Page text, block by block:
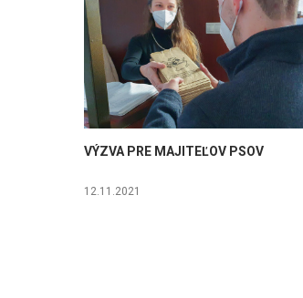
VÝZVA PRE MAJITEĽOV PSOV
12.11.2021